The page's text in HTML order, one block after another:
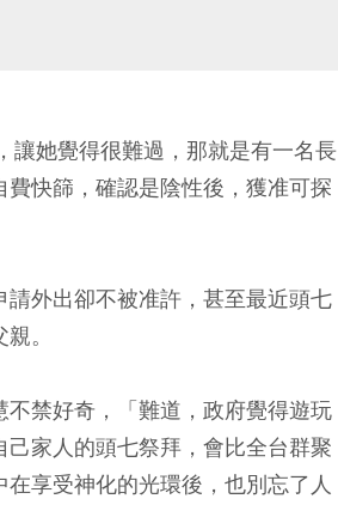
讓她覺得很難過，那就是有一名長
快篩，確認是陰性後，獲准可探
外出卻不被准許，甚至最近頭七
。
禁好奇，「難道，政府覺得遊玩
家人的頭七祭拜，會比全台群聚
享受神化的光環後，也別忘了人